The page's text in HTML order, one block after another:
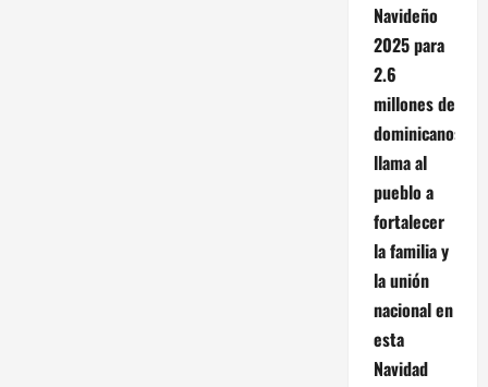
Navideño
2025 para
2.6
millones de
dominicanos;
llama al
pueblo a
fortalecer
la familia y
la unión
nacional en
esta
Navidad